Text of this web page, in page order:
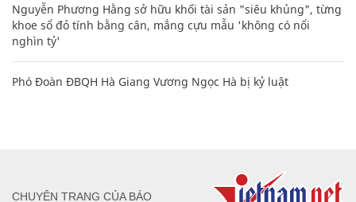
Nguyễn Phương Hằng sở hữu khối tài sản "siêu khủng", từng
khoe sổ đỏ tính bằng cân, mắng cựu mẫu 'không có nổi
nghìn tỷ'
Phó Đoàn ĐBQH Hà Giang Vương Ngọc Hà bị kỷ luật
CHUYÊN TRANG CỦA BÁO